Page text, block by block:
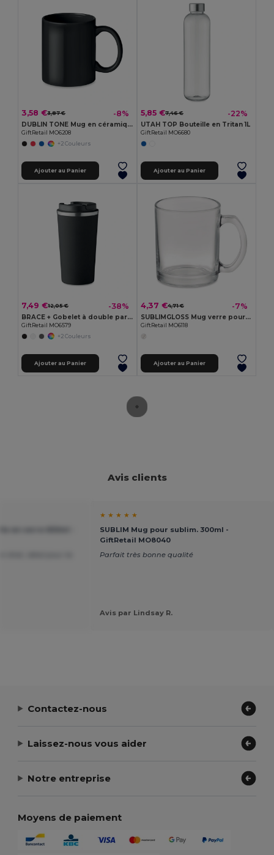
3,58 €3,87 € -8%
DUBLIN TONE Mug en céramique coloré 300 ml
GiftRetail MO6208
+2 Couleurs
Ajouter au Panier
5,85 €7,46 € -22%
UTAH TOP Bouteille en Tritan 1L
GiftRetail MO6680
Ajouter au Panier
7,49 €12,05 € -38%
BRACE + Gobelet à double paroi 510 ml
GiftRetail MO6579
+2 Couleurs
Ajouter au Panier
4,37 €4,71 € -7%
SUBLIMGLOSS Mug verre pour sublim. 300ml
GiftRetail MO6118
Ajouter au Panier
Avis clients
★ ★ ★ ★ ★
SUBLIM Mug pour sublim. 300ml -
GiftRetail MO8040
Parfait très bonne qualité
Avis par Lindsay R.
Contactez-nous
Laissez-nous vous aider
Notre entreprise
Moyens de paiement